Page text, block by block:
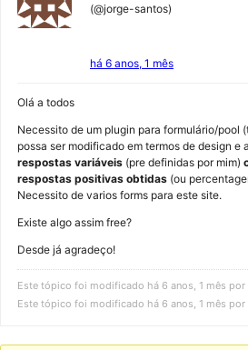
(@jorge-santos)
há 6 anos, 1 mês
Olá a todos
Necessito de um plugin para formulário/pool
possa ser modificado em termos de design e
respostas variáveis (pre definidas por mim)
respostas positivas obtidas (ou
Necessito de varios forms para este site.
Existe algo assim free?
Desde já agradeço!
Este tópico foi modificado há 6 anos, 1 mês por
Este tópico foi modificado há 6 anos, 1 mês por